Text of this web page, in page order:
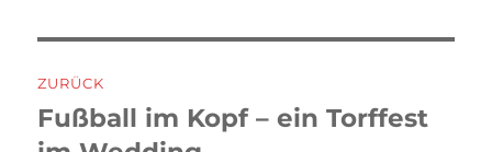
ZURÜCK
Vorheriger
Beitrag:
Fußball im Kopf – ein Torffest